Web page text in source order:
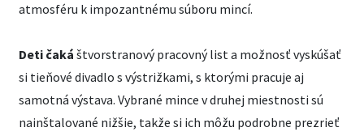
atmosféru k impozantnému súboru mincí.
Deti čaká štvorstranový pracovný list a možnosť vyskúšať
si tieňové divadlo s výstrižkami, s ktorými pracuje aj
samotná výstava. Vybrané mince v druhej miestnosti sú
nainštalované nižšie, takže si ich môžu podrobne prezrieť